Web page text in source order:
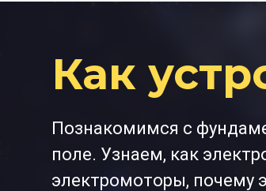
Как
Познакомимся с
поле. Узнаем, как
электромоторы, почему